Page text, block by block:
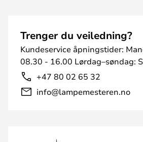
Trenger du veiledning?
Kundeservice åpningstider:
08.30 - 16.00 Lørdag–søndag:
+47 80 02 65 32
info@lampemesteren.no